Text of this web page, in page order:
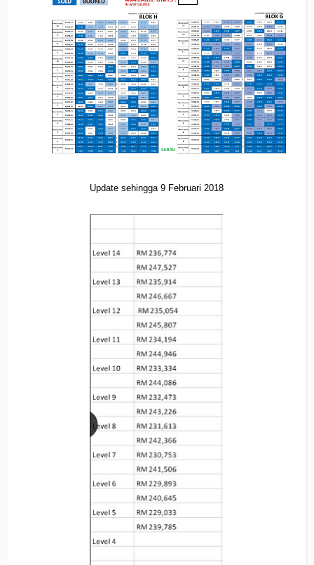
Update sehingga 9 Februari 2018